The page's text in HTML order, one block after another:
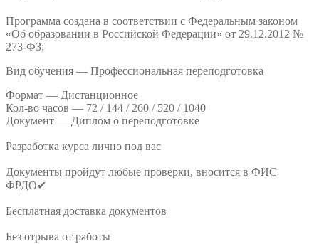
Программа создана в соответствии с Федеральным законом
«Об образовании в Российской Федерации» от 29.12.2012 №
273-ФЗ;
Вид обучения — Профессиональная переподготовка
Формат — Дистанционное
Кол-во часов — 72 / 144 / 260 / 520 / 1040
Документ — Диплом о переподготовке
Разработка курса лично под вас
Документы пройдут любые проверки, вносится в ФИС
ФРДО✔
Бесплатная доставка документов
Без отрыва от работы